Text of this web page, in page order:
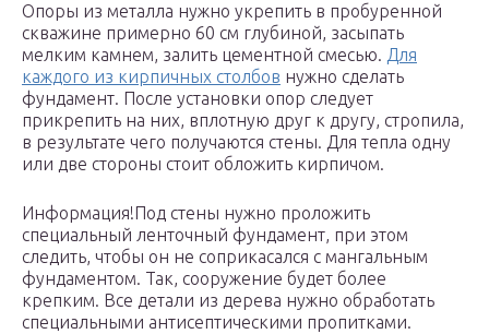
Опоры из металла нужно укрепить в пробуренной
скважине примерно 60 см глубиной, засыпать
мелким камнем, залить цементной смесью. Для
каждого из кирпичных столбов нужно сделать
фундамент. После установки опор следует
прикрепить на них, вплотную друг к другу, стропила,
в результате чего получаются стены. Для тепла одну
или две стороны стоит обложить кирпичом.
Информация!Под стены нужно проложить
специальный ленточный фундамент, при этом
следить, чтобы он не соприкасался с мангальным
фундаментом. Так, сооружение будет более
крепким. Все детали из дерева нужно обработать
специальными антисептическими пропитками.